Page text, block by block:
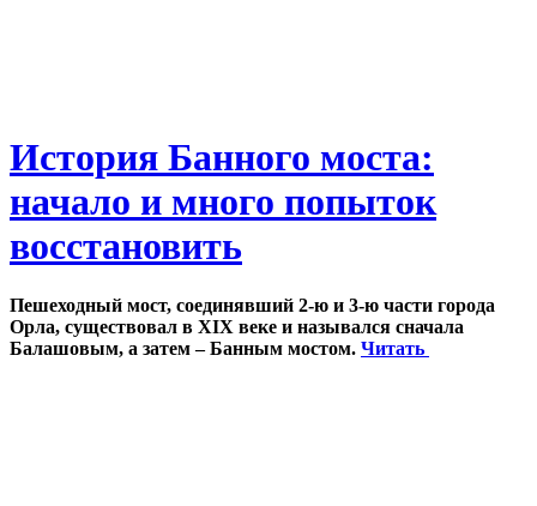
История Банного моста:
начало и много попыток
восстановить
Пешеходный мост, соединявший 2-ю и 3-ю части города
Орла, существовал в XIX веке и назывался сначала
Балашовым, а затем – Банным мостом. Читать